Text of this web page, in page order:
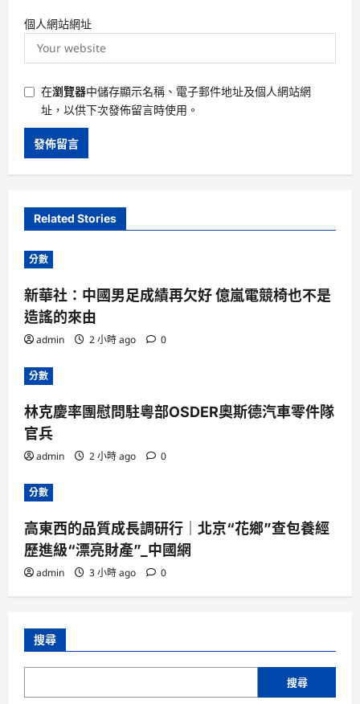
個人網站網址
在瀏覽器中儲存顯示名稱、電子郵件地址及個人網站網
址，以供下次發佈留言時使用。
Related Stories
分數
新華社：中國男足成績再欠好 億嵐電競椅也不是
造謠的來由
admin 2 小時 ago 0
分數
林克慶率團慰問駐粵部OSDER奧斯德汽車零件隊
官兵
admin 2 小時 ago 0
分數
高東西的品質成長調研行｜北京“花鄉”查包養經
歷進級“漂亮財產”_中國網
admin 3 小時 ago 0
搜尋
搜尋